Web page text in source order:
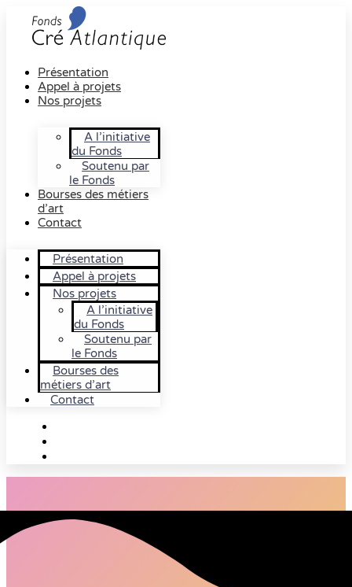
Présentation
Appel à projets
Nos projets
A l’initiative
du Fonds
Soutenu par
le Fonds
Bourses des métiers
d’art
Contact
Présentation
Appel à projets
Nos projets
A l’initiative
du Fonds
Soutenu par
le Fonds
Bourses des
métiers d’art
Contact